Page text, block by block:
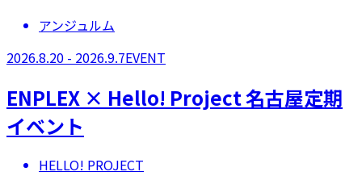
アンジュルム
2026.8.20 - 2026.9.7EVENT
ENPLEX × Hello! Project 名古屋定期
イベント
HELLO! PROJECT